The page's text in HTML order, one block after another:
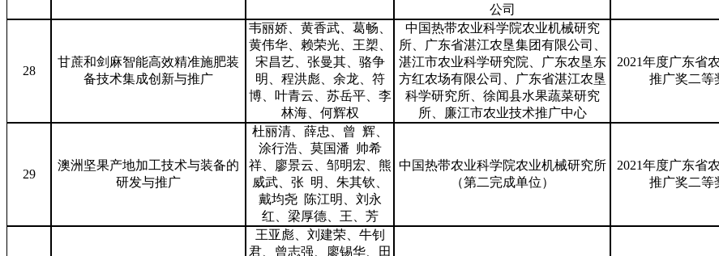
公司
28
甘蔗和剑麻智能高效精准施肥装
备技术集成创新与推广
韦丽娇、黄香武、葛畅、
黄伟华、赖荣光、王槊、
宋昌艺、张曼其、骆争
明、程洪彪、余龙、符
博、叶青云、苏岳平、李
林海、何辉权
中国热带农业科学院农业机械研究
所、广东省湛江农垦集团有限公司、
湛江市农业科学研究院、广东农垦东
方红农场有限公司、广东省湛江农垦
科学研究所、徐闻县水果蔬菜研究
所、廉江市农业技术推广中心
2021年度广东省
推广奖二等
29
澳洲坚果产地加工技术与装备的
研发与推广
杜丽清、薛忠、曾 辉、
涂行浩、莫国潘 帅希
祥、廖景云、邹明宏、熊
威武、张 明、朱其钦、
戴均尧 陈江明、刘永
红、梁厚德、王、芳
中国热带农业科学院农业机械研究所
（第二完成单位）
2021年度广东省
推广奖二等
王亚彪、刘建荣、牛钊
君、曾志强、廖锡华、田